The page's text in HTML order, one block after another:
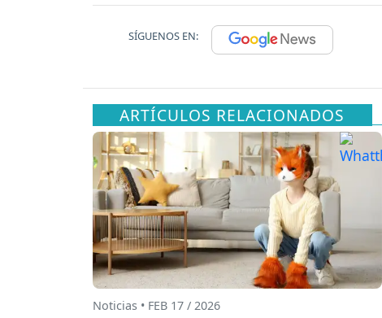
SÍGUENOS EN:
ARTÍCULOS RELACIONADOS
Noticias • FEB 17 / 2026